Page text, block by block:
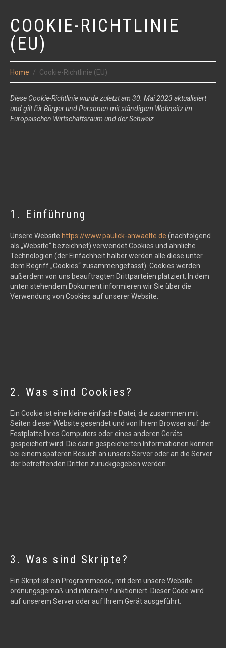
COOKIE-RICHTLINIE
(EU)
Home Cookie-Richtlinie (EU)
Diese Cookie-Richtlinie wurde zuletzt am 30. Mai 2023 aktualisiert
und gilt für Bürger und Personen mit ständigem Wohnsitz im
Europäischen Wirtschaftsraum und der Schweiz.
1. Einführung
Unsere Website https://www.paulick-anwaelte.de (nachfolgend
als „Website“ bezeichnet) verwendet Cookies und ähnliche
Technologien (der Einfachheit halber werden alle diese unter
dem Begriff „Cookies“ zusammengefasst). Cookies werden
außerdem von uns beauftragten Drittparteien platziert. In dem
unten stehendem Dokument informieren wir Sie über die
Verwendung von Cookies auf unserer Website.
2. Was sind Cookies?
Ein Cookie ist eine kleine einfache Datei, die zusammen mit
Seiten dieser Website gesendet und von Ihrem Browser auf der
Festplatte Ihres Computers oder eines anderen Geräts
gespeichert wird. Die darin gespeicherten Informationen können
bei einem späteren Besuch an unsere Server oder an die Server
der betreffenden Dritten zurückgegeben werden.
3. Was sind Skripte?
Ein Skript ist ein Programmcode, mit dem unsere Website
ordnungsgemäß und interaktiv funktioniert. Dieser Code wird
auf unserem Server oder auf Ihrem Gerät ausgeführt.